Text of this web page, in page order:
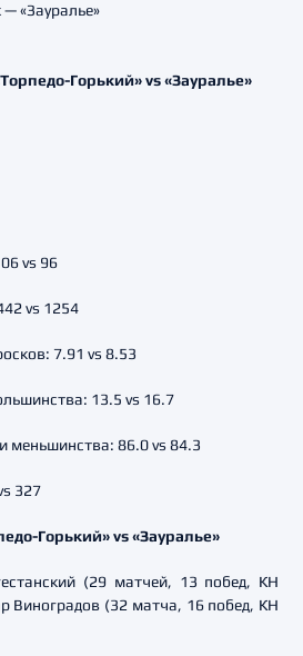
Горький» vs «Зауралье»
vs 96
vs 1254
7.91 vs 8.53
13.5 vs 16.7
меньшинства: 86.0 vs 84.3
327
Горький» vs «Зауралье»
(29 матчей, 13 побед, КН
Виноградов (32 матча, 16 побед, КН